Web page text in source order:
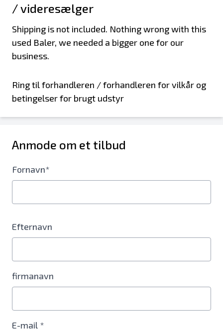
/ videresælger
Shipping is not included. Nothing wrong with this
used Baler, we needed a bigger one for our
business.
Ring til forhandleren / forhandleren for vilkår og
betingelser for brugt udstyr
Anmode om et tilbud
Fornavn*
Efternavn
firmanavn
E-mail *